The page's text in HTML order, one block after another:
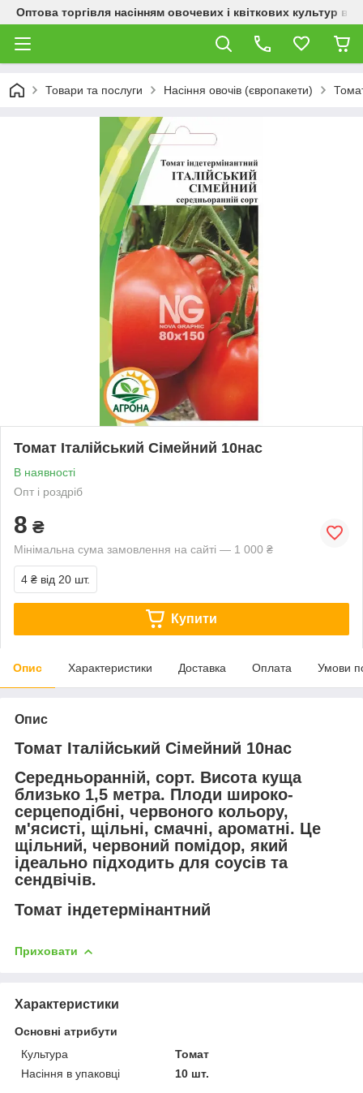
Оптова торгівля насінням овочевих і квіткових культур
Товари та послуги Насіння овочів (європакети)
Томат Італійський Сімейний 10нас
В наявності
Опт і роздріб
8 ₴
Мінімальна сума замовлення на сайті — 1 000 ₴
4 ₴ від 20 шт.
Купити
Опис Характеристики Доставка Оплата Умови
Опис
Томат Італійський Сімейний 10нас
Середньоранній, сорт. Висота куща
близько 1,5 метра. Плоди широко-
серцеподібні, червоного кольору,
м'ясисті, щільні, смачні, ароматні. Це
щільний, червоний помідор, який
ідеально підходить для соусів та
сендвічів.
Томат індетермінантний
Приховати
Характеристики
Основні атрибути
Культура
Томат
Насіння в упаковці
10 шт.